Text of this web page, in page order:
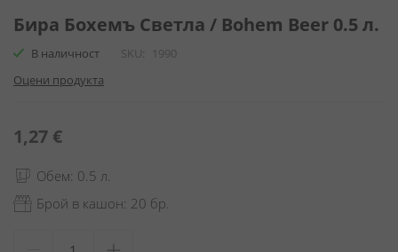
към
началото
на
галерия
със
Бира Бохемъ Светла / Bohem Beer 0.5 л.
В наличност SKU
1990
Оцени продукта
1,27 €
Обем: 0.5 л.
Брой в кашон: 20 бр.